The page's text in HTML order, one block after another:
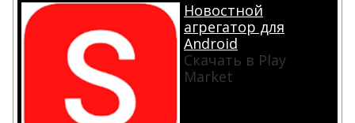
Новостной
агрегатор для
Android
Скачать в Play
Market